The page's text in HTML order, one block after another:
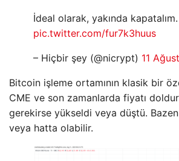
İdeal olarak, yakında kapatalım.
pic.twitter.com/fur7k3huus
– Hiçbir şey (@nicrypt) 11
Bitcoin işleme ortamının klasik bir
CME ve son zamanlarda fiyatı
gerekirse yükseldi veya düştü.
veya hatta olabilir.